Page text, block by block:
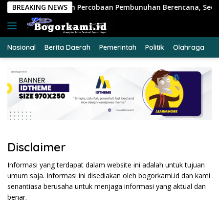
Langsung
konten
BREAKING NEWS
Dugaan Percobaan Pembunuhan Berencana, Seorang
Nasional Berita Daerah Pemerintah Politik Olahraga
Disclaimer
Informasi yang terdapat dalam website ini adalah untuk tujuan
umum saja. Informasi ini disediakan oleh bogorkami.id dan kami
senantiasa berusaha untuk menjaga informasi yang aktual dan
benar.